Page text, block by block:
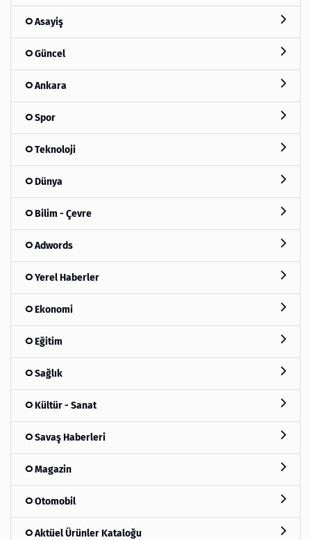
Asayiş
Güncel
Ankara
Spor
Teknoloji
Dünya
Bilim - Çevre
Adwords
Yerel Haberler
Ekonomi
Eğitim
Sağlık
Kültür - Sanat
Savaş Haberleri
Magazin
Otomobil
Aktüel Ürünler Kataloğu